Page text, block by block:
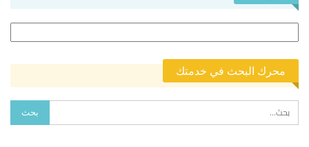
محرك البحث في خدمتك